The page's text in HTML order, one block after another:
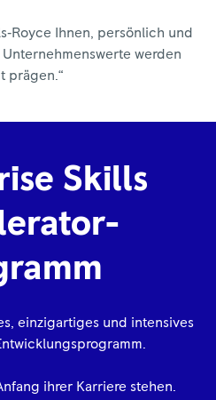
Ihnen, persönlich und
werden
prägen.“
Skills
einzigartiges und intensives
ihrer Karriere stehen.